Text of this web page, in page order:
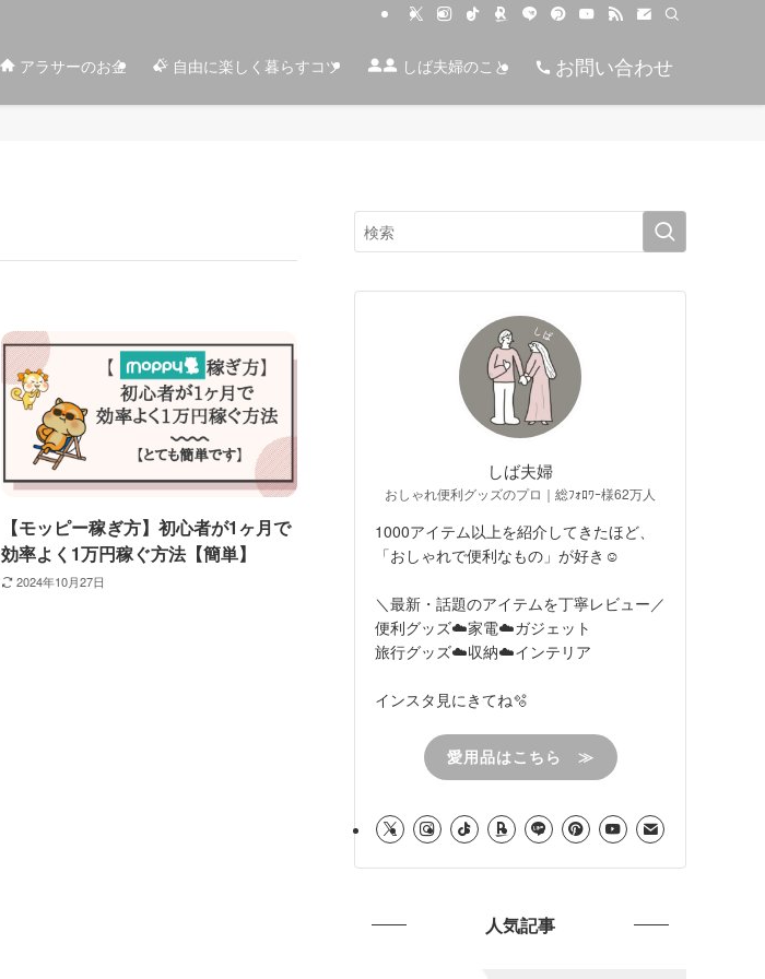
アラサーのお金 自由に楽しく暮らすコツ しば夫婦のこと お問い合わせ
【モッピー稼ぎ方】初心者が1ヶ月で
効率よく1万円稼ぐ方法【簡単】
2024年10月27日
しば夫婦
おしゃれ便利グッズのプロ｜総ﾌｫﾛﾜｰ様62万人
1000アイテム以上を紹介してきたほど、
「おしゃれで便利なもの」が好き☺︎
＼最新・話題のアイテムを丁寧レビュー／
便利グッズ☁️家電☁️ガジェット
旅行グッズ☁️収納☁️インテリア
インスタ見にきてね🫧
愛用品はこちら ≫
人気記事